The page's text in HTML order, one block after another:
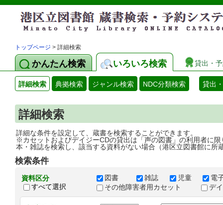
トップページ > 詳細検索
かんたん検索 いろいろ検索 貸出・
詳細検索 典拠検索 ジャンル検索 NDC分類検索 貸出
詳細検索
詳細な条件を設定して、蔵書を検索することができます。
※カセットおよびデイジーCDの貸出は「声の図書」の利用者に限
本・雑誌を検索し、該当する資料がない場合（港区立図書館に所
検索条件
資料区分
すべて選択
図書 雑誌 児童
電
その他障害者用カセット
デ